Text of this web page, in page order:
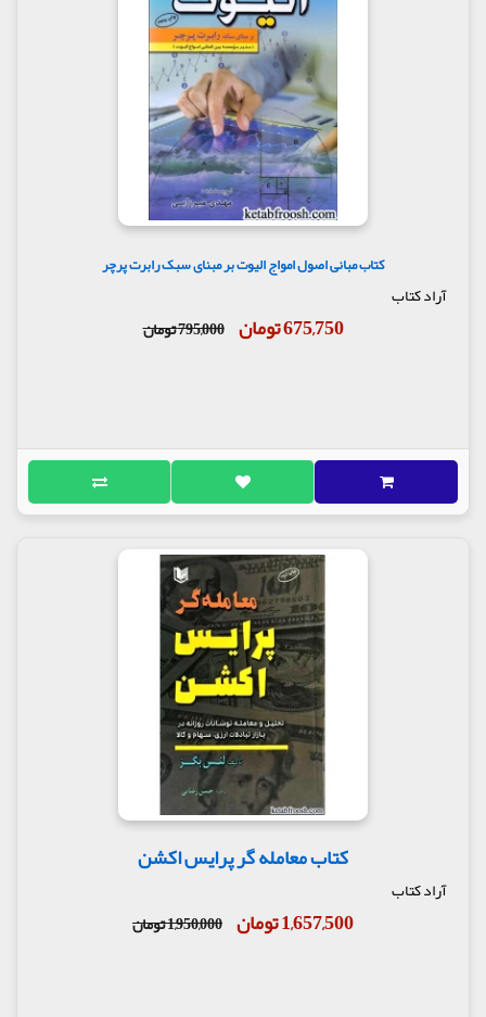
کتاب مبانی اصول امواج الیوت بر مبنای سبک رابرت پرچر
آراد کتاب
675,750 تومان 795,000 تومان
کتاب معامله گر پرایس اکشن
آراد کتاب
1,657,500 تومان 1,950,000 تومان